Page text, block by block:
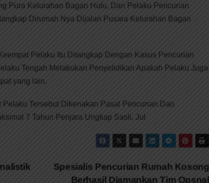
Pura Kelurahan Bagan Hulu, Dan Pelaku Pencurian
Dirumah Nya Dijalan Pusara Kelurahan Bagan
Pelaku Itu Ditangkap Dengan Kasus Pencurian
Tengah Melakukan Penyelidikan Apakah Pelaku Juga
yang lain.
Tersebut Dikenakan Pasal Pencurian Dan
7 Tahun Penjara Ungkap Sasli. Jul
Spesialis Pencurian Rumah Kosong
Berhasil Diamankan Tim Opsnal